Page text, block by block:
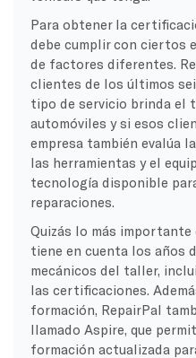
Para obtener la
debe cumplir con ciertos
de factores diferentes.
clientes de los últimos
tipo de servicio brinda el
automóviles y si esos
empresa también evalúa
las herramientas y el
tecnología disponible
reparaciones.
Quizás lo más importante
tiene en cuenta los años
mecánicos del taller,
las certificaciones.
formación, RepairPal
llamado Aspire, que
formación actualizada